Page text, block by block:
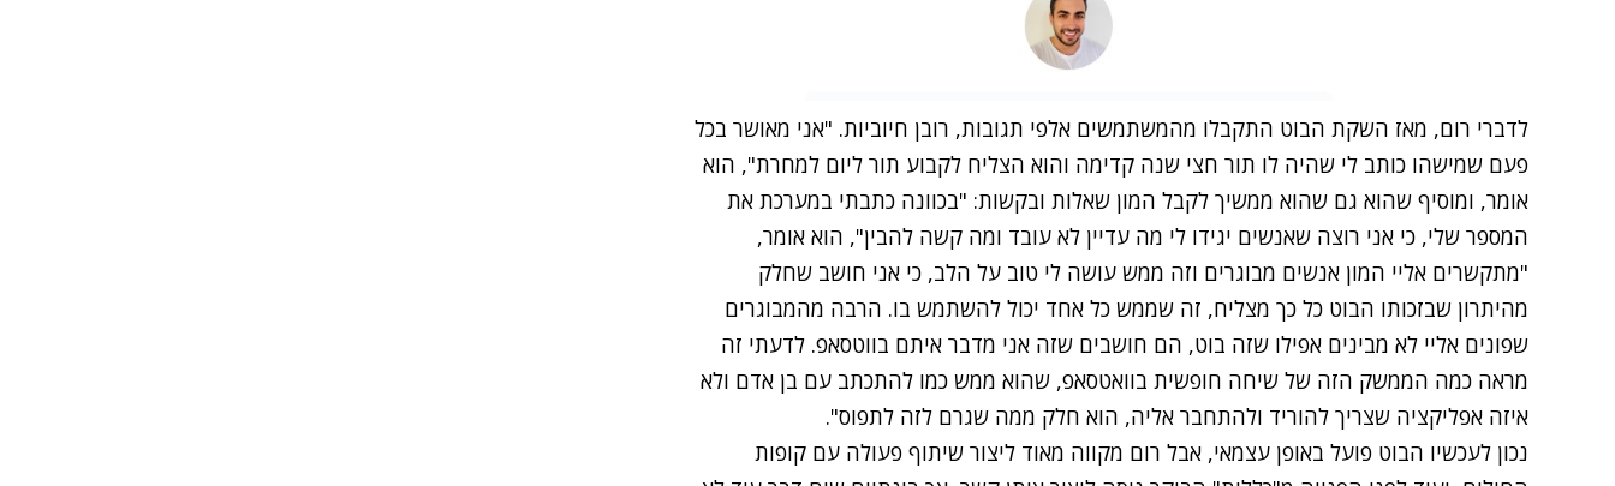
לדברי רום, מאז השקת הבוט התקבלו מהמשתמשים אלפי תגובות, רובן חיוביות.
"אני מאושר בכל
פעם שמישהו כותב לי שהיה לו תור חצי שנה קדימה והוא הצליח לקבוע תור ליום למחרת", הוא
אומר, ומוסיף שהוא גם שהוא ממשיך לקבל המון שאלות ובקשות: "בכוונה כתבתי במערכת את
המספר שלי, כי אני רוצה שאנשים יגידו לי מה עדיין לא עובד ומה קשה להבין", הוא אומר,
"מתקשרים אליי המון אנשים מבוגרים וזה ממש עושה לי טוב על הלב, כי אני חושב שחלק
מהיתרון שבזכותו הבוט כל כך מצליח, זה שממש כל אחד יכול להשתמש בו. הרבה מהמבוגרים
שפונים אליי לא מבינים אפילו שזה בוט, הם חושבים שזה אני מדבר איתם בווטסאפ. לדעתי זה
מראה כמה הממשק הזה של שיחה חופשית בוואטסאפ, שהוא ממש כמו להתכתב עם בן אדם ולא
איזה אפליקציה שצריך להוריד ולהתחבר אליה, הוא חלק ממה שגרם לזה לתפוס".
נכון לעכשיו הבוט פועל באופן עצמאי, אבל רום מקווה מאוד ליצור שיתוף פעולה עם קופות